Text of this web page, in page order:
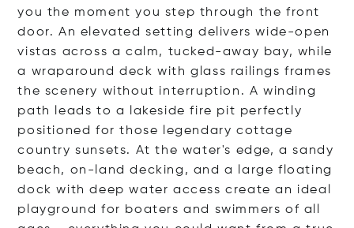
you the moment you step through the front
door. An elevated setting delivers wide-open
vistas across a calm, tucked-away bay, while
a wraparound deck with glass railings frames
the scenery without interruption. A winding
path leads to a lakeside fire pit perfectly
positioned for those legendary cottage
country sunsets. At the water's edge, a sandy
beach, on-land decking, and a large floating
dock with deep water access create an ideal
playground for boaters and swimmers of all